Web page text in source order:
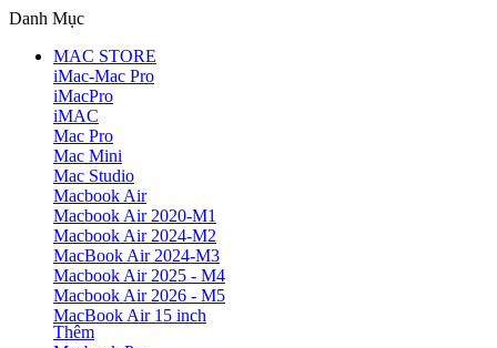
Danh Mục
MAC STORE
iMac-Mac Pro
iMacPro
iMAC
Mac Pro
Mac Mini
Mac Studio
Macbook Air
Macbook Air 2020-M1
Macbook Air 2024-M2
MacBook Air 2024-M3
Macbook Air 2025 - M4
Macbook Air 2026 - M5
MacBook Air 15 inch
Thêm